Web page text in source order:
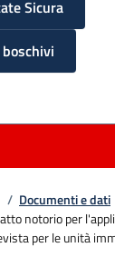
Sicura
/ Documenti e dati
notorio per
per le unità